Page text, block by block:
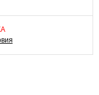
носить как
луки в